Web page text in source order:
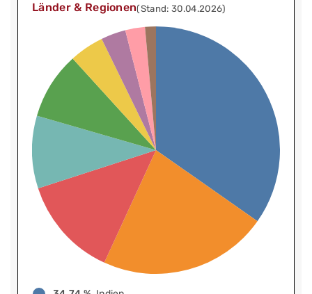
Länder & Regionen(Stand: 30.04.2026)